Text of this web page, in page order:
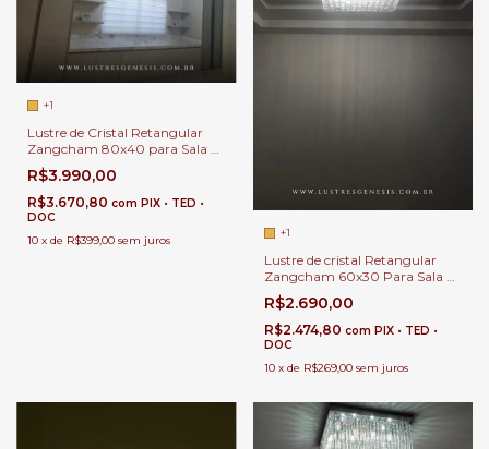
+1
Lustre de Cristal Retangular
Zangcham 80x40 para Sala de
Jantar Sala de Estar e Closet
R$3.990,00
R$3.670,80 com PIX • TED •
DOC
10 x de R$399,00 sem juros +1
Lustre de cristal Retangular
Zangcham 60x30 Para Sala de
Jantar Sala de Estar e Closet.
R$2.690,00
R$2.474,80 com PIX • TED •
DOC
10 x de R$269,00 sem juros